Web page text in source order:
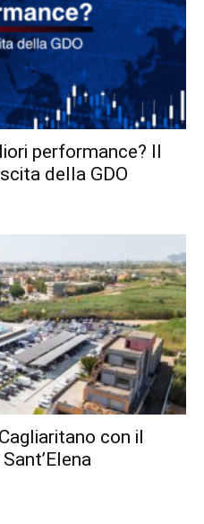
performance? Il
della GDO
con il